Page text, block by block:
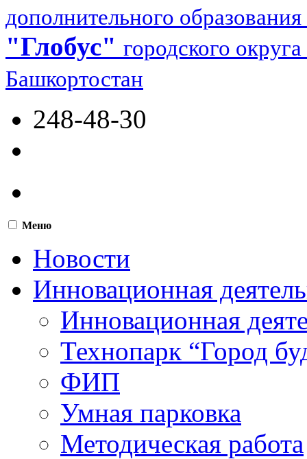
дополнительного образования
"Глобус" городского
Башкортостан
248-48-30
Меню
Новости
Инновационная
Инновационная
Технопарк “Город
ФИП
Умная парковка
Методическая работа